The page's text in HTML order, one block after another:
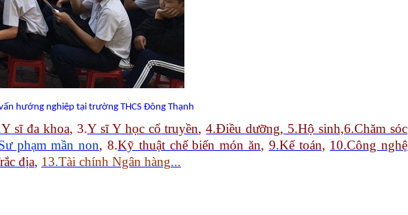
hướng nghiệp tại trường THCS Đông Thạnh
sĩ đa khoa, 3.Y sĩ Y học cổ truyền,4.Điều dưỡng, 5.Hộ sinh,6.Chăm sóc
phạm mần non, 8.Kỹ thuật chế biến món ăn, 9.Kế toán, 10.Công nghệ
địa, 13.Tài chính Ngân hàng...